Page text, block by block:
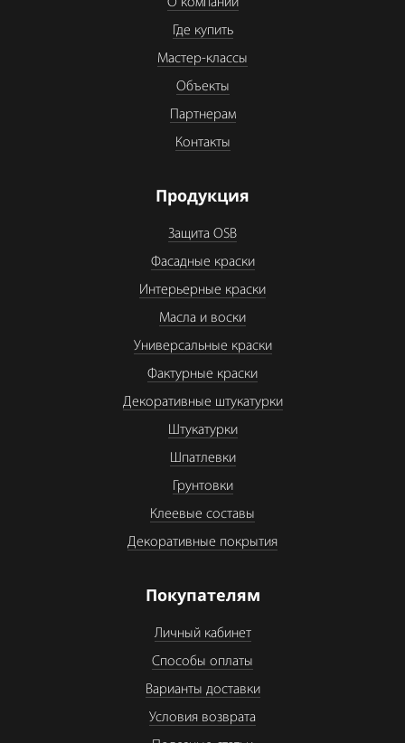
О компании
Где купить
Мастер-классы
Объекты
Партнерам
Контакты
Продукция
Защита OSB
Фасадные краски
Интерьерные краски
Масла и воски
Универсальные краски
Фактурные краски
Декоративные штукатурки
Штукатурки
Шпатлевки
Грунтовки
Клеевые составы
Декоративные покрытия
Покупателям
Личный кабинет
Способы оплаты
Варианты доставки
Условия возврата